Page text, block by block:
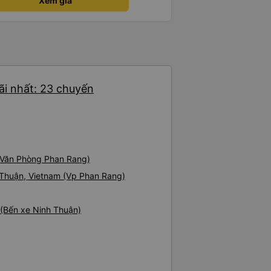
nhất: 23 chuyến
Phòng Phan Rang)
Vietnam (Vp Phan Rang)
xe Ninh Thuận)